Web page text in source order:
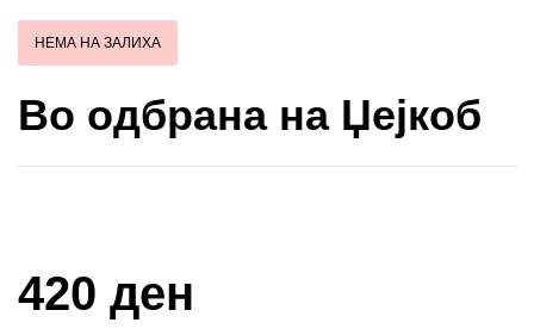
НЕМА НА ЗАЛИХА
Во одбрана на Џејкоб
420 ден